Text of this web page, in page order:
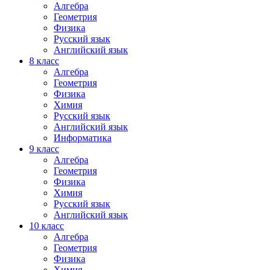
Алгебра
Геометрия
Физика
Русский язык
Английский язык
8 класс
Алгебра
Геометрия
Физика
Химия
Русский язык
Английский язык
Информатика
9 класс
Алгебра
Геометрия
Физика
Химия
Русский язык
Английский язык
10 класс
Алгебра
Геометрия
Физика